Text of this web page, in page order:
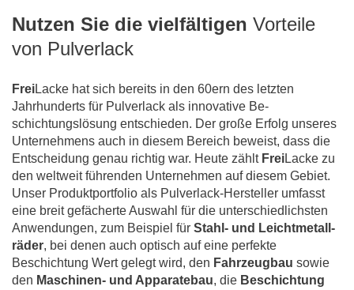
Nutzen Sie die vielfältigen Vorteile
von Pulverlack
FreiLacke hat sich bereits in den 60ern des letzten
Jahrhunderts für Pulverlack als innovative Be­
schichtungslösung entschieden. Der große Erfolg unseres
Unternehmens auch in diesem Bereich beweist, dass die
Entscheidung genau richtig war. Heute zählt FreiLacke zu
den weltweit führenden Unternehmen auf diesem Gebiet.
Unser Produkt­portfolio als Pulverlack-Hersteller umfasst
eine breit gefächerte Auswahl für die unterschiedlichsten
An­wen­dungen, zum Beispiel für Stahl- und Leicht­metall­
räder, bei denen auch optisch auf eine perfekte
Beschichtung Wert gelegt wird, den Fahrzeugbau sowie
den Maschinen- und Apparatebau, die Beschichtung